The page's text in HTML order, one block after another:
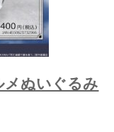
メぬいぐるみ